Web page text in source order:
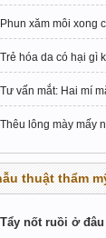
Phun xăm môi xong
Trẻ hóa da có hại gì
Tư vấn mắt: Hai mí
Thêu lông mày mấy
thuật thẩm
Tẩy nốt ruồi ở